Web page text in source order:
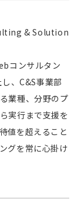
& Solution
コンサルタン
、C&S事業部
業種、分野のプ
実行まで支援を
値を超えること
グを常に心掛け